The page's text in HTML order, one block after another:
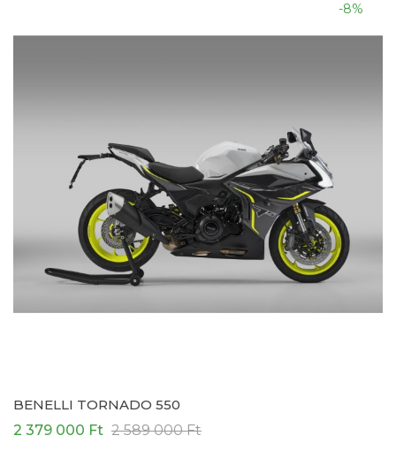
-8%
BENELLI TORNADO 550
2 379 000 Ft 2 589 000 Ft